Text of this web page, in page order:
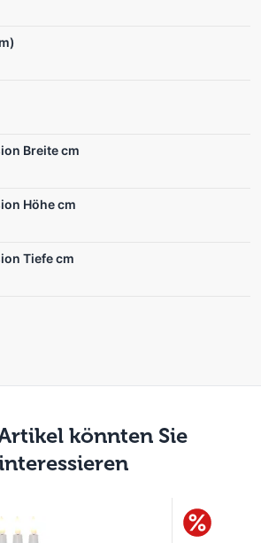
Breite cm
Höhe cm
Tiefe cm
könnten Sie